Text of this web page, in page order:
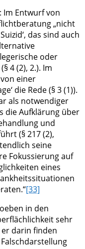
Im Entwurf von
„nicht
das sind auch
oder
4 (2), 2.). Im
einer
die Rede (§ 3 (1)).
als notwendiger
die Aufklärung über
und
(§ 217 (2),
seine
Fokussierung auf
eines
[33]
in den
sehr
er darin finden